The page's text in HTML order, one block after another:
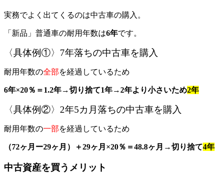
実務でよく出てくるのは中古車の購入。
「新品」普通車の耐用年数は6年です。
〈具体例①〉7年落ちの中古車を購入
耐用年数の全部を経過しているため
6年×20％＝1.2年→切り捨て1年→2年より小さいため2年
〈具体例②〉2年5カ月落ちの中古車を購入
耐用年数の一部を経過しているため
（72ヶ月ー29ヶ月）＋29ヶ月×20％＝48.8ヶ月→切り捨て4年
中古資産を買うメリット